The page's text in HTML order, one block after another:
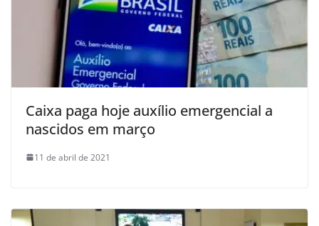
Caixa paga hoje auxílio emergencial a
nascidos em março
11 de abril de 2021